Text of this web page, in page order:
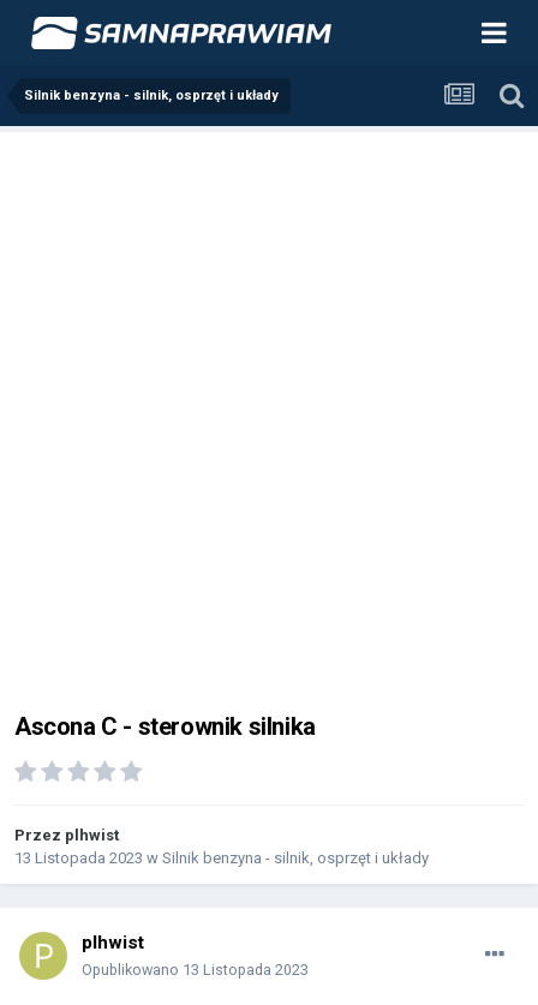
Silnik benzyna - silnik, osprzęt i układy
Ascona C - sterownik silnika
Przez plhwist
13 Listopada 2023 w Silnik benzyna - silnik, osprzęt i układy
plhwist
Opublikowano 13 Listopada 2023